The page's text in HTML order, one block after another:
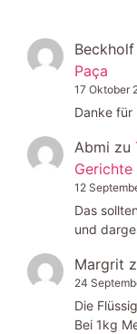
Paça
17 Oktober
Danke für
Abmi zu
Gerichte
12
Das
und
Margrit
24
Die
Bei 1kg